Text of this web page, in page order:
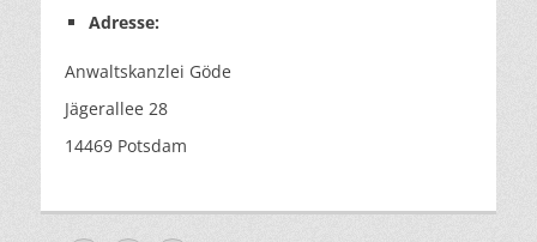
Adresse:
Anwaltskanzlei Göde
Jägerallee 28
14469 Potsdam